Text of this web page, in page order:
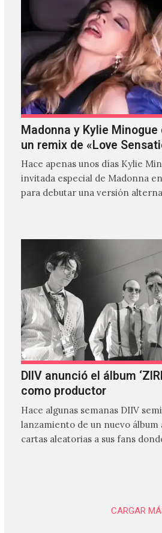
Madonna y Kylie
un remix de «Love
Hace apenas unos días Kylie
invitada especial de Madonna
para debutar una versión
DIIV anunció el álbum
como productor
Hace algunas semanas DIIV
lanzamiento de un nuevo álbum
cartas aleatorias a sus fans
CARGAR